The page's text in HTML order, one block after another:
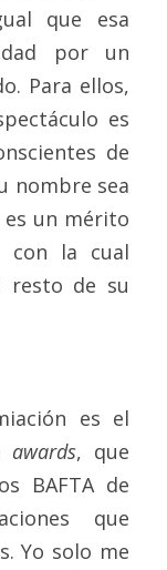
que esa
por un
Para ellos,
es
de
nombre sea
es un mérito
con la cual
resto de su
es el
awards, que
BAFTA de
que
Yo solo me